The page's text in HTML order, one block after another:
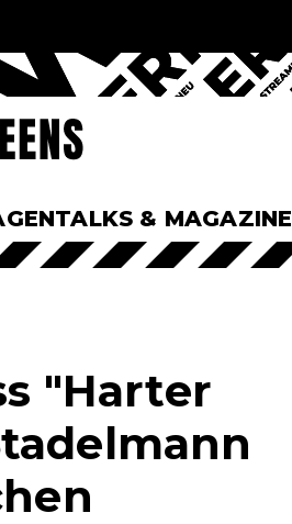
TALKS & MAGAZINE
"Harter